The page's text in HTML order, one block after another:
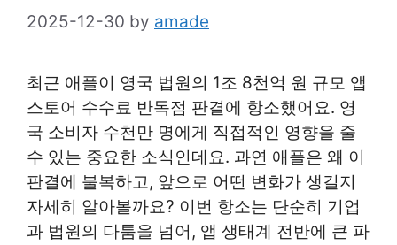
2025-12-30 by amade
최근 애플이 영국 법원의 1조 8천억 원 규모 앱
스토어 수수료 반독점 판결에 항소했어요. 영
국 소비자 수천만 명에게 직접적인 영향을 줄
수 있는 중요한 소식인데요. 과연 애플은 왜 이
판결에 불복하고, 앞으로 어떤 변화가 생길지
자세히 알아볼까요? 이번 항소는 단순히 기업
과 법원의 다툼을 넘어, 앱 생태계 전반에 큰 파